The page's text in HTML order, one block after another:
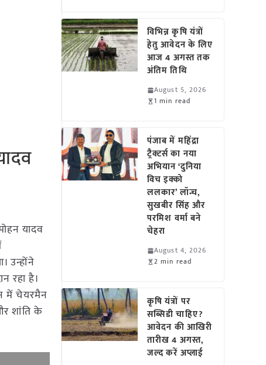
यादव
उन्होंने
रहा है।
में चेयरमैन
शांति के
विभिन्न कृषि यंत्रों
हेतु आवेदन के लिए
आज 4 अगस्त तक
अंतिम तिथि
August 5, 2026
1 min read
पंजाब में महिंद्रा
ट्रैक्टर्स का नया
अभियान ‘दुनिया
विच इक्को
ललकार’ लॉन्च,
सुखबीर सिंह और
परमिश वर्मा बने
चेहरा
August 4, 2026
2 min read
कृषि यंत्रों पर
सब्सिडी चाहिए?
आवेदन की आखिरी
तारीख 4 अगस्त,
जल्द करें अप्लाई